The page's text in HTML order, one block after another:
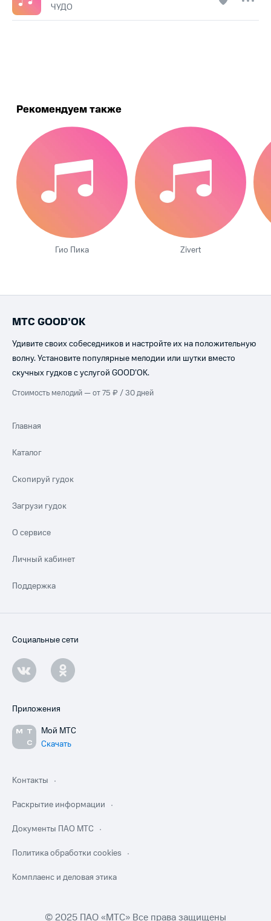
ЧУДО
Рекомендуем также
Гио Пика Zivert
МТС GOOD’OK
Удивите своих собеседников и настройте их на положительную
волну. Установите популярные мелодии или шутки вместо
скучных гудков с услугой GOOD’OK.
Стоимость мелодий — от 75 ₽ / 30 дней
Главная
Каталог
Скопируй гудок
Загрузи гудок
О сервисе
Личный кабинет
Поддержка
Социальные сети
Приложения
Мой МТС
Скачать
Контакты
Раскрытие информации
Документы ПАО МТС
Политика обработки cookies
Комплаенс и деловая этика
© 2025 ПАО «МТС» Все права защищены